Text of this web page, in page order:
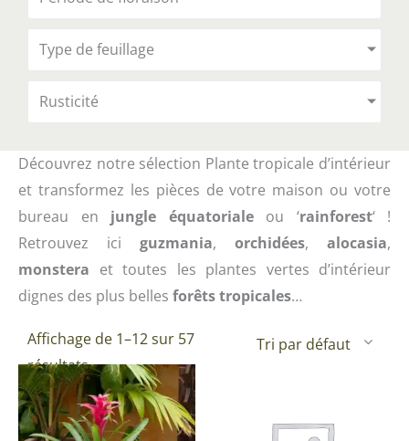
Type de feuillage
Rusticité
Découvrez notre sélection Plante tropicale d’intérieur
et transformez les pièces de votre maison ou votre
bureau en jungle équatorialeou ‘rainforest‘ !
Retrouvez ici guzmania, orchidées, alocasia,
monstera et toutes les plantes vertes d’intérieur
dignes des plus belles forêts tropicales…
Affichage de 1–12 sur 57
résultats
Ce
produit
a